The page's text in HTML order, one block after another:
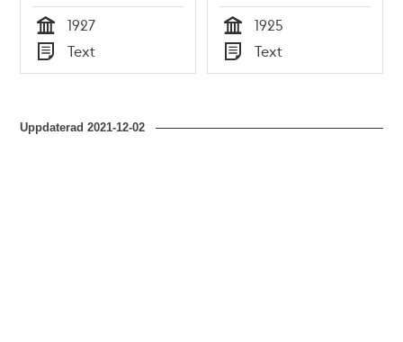
Tid
1927
Typ
Text Tid
1925
Typ
Text
Uppdaterad2021-12-02